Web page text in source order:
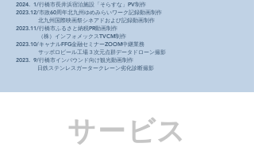
2024. 1/行橋市長井浜宿泊施設「そらすな」PV制作
2023.12/市政60周年北九州ゆめみらいワーク記録動画制作
北九州国際映画祭シネアドおよび記録動画制作
2023.11/行橋市ふるさと納税PR動画制作
（株）インフォメックスTVCM制作
2023.10/キャナルFFG金融セミナーZOOM中継業務
サッポロビール工場３次元点群データドローン撮影
2023. 9/行橋市インバウンド向け観光動画制作
日鉄ステンレスガータークレーン劣化診断撮影
サービス